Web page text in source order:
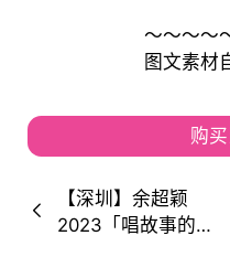
～～～～
图文素材
购
【深圳】余超颖
2023「唱故事的